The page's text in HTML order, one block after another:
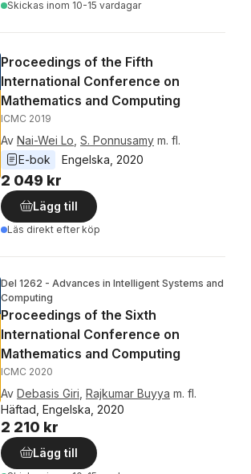
Skickas inom 10-15 vardagar
Proceedings of the Fifth
International Conference on
Mathematics and Computing
ICMC 2019
Av Nai-Wei Lo S. Ponnusamy m. fl.
E-bok
Engelska 2020
2 049 kr
Lägg till
Läs direkt efter köp
Del 1262 - Advances in Intelligent Systems and
Computing
Proceedings of the Sixth
International Conference on
Mathematics and Computing
ICMC 2020
Av Debasis Giri Rajkumar Buyya m. fl.
Häftad, Engelska, 2020
2 210 kr
Lägg till